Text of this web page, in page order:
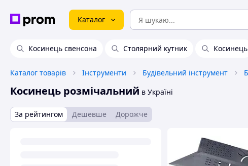
Каталог
Косинець свенсона Столярний кутник Косинець
Каталог товарів Інструменти Будівельний інструмент
Косинець розмічальний в Україні
За рейтингом Дешевше Дорожче